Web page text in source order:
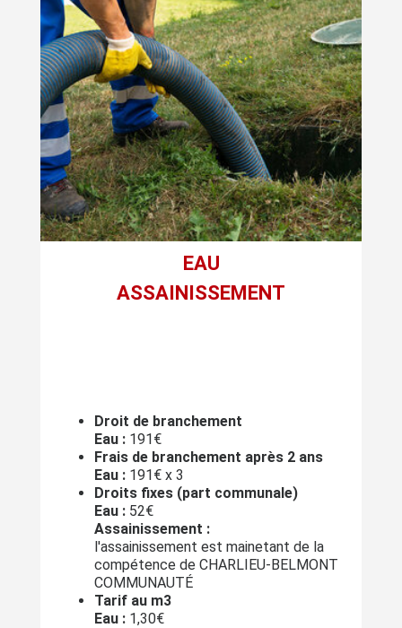
EAU
ASSAINISSEMENT
Droit de branchement
Eau : 191€
Frais de branchement après 2 ans
Eau : 191€ x 3
Droits fixes (part communale)
Eau : 52€
Assainissement :
l'assainissement est mainetant de la
compétence de CHARLIEU-BELMONT
COMMUNAUTÉ
Tarif au m3
Eau : 1,30€